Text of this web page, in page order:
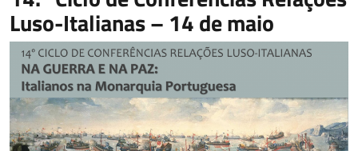
Luso-Italianas – 14 de maio